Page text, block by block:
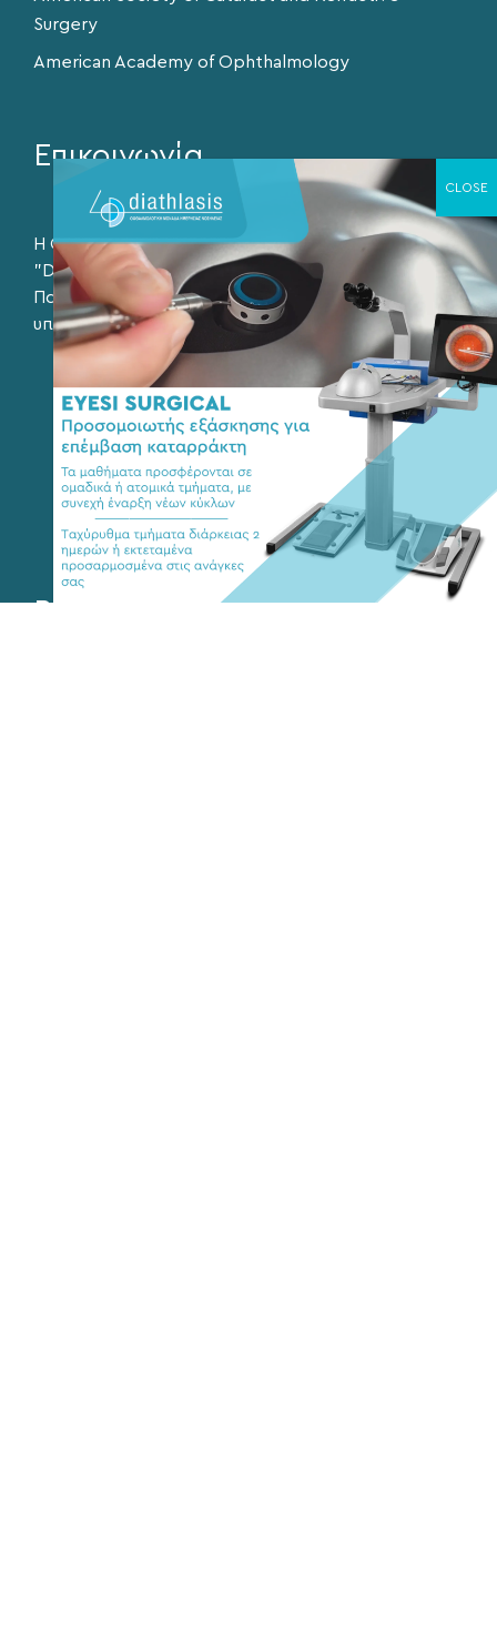
Surgery
American Academy of Ophthalmology
Επικοινωνία
Η Οφθαλμολογική Μονάδα Ημερήσιας Νοσηλίας
"Diathlasis" λειτουργεί καθημερινά, Δευτέρα με
Παρασκευή, 9:00 – 21:00, με διαρκή γραμματειακή
υποστήριξη.
26ης Οκτωβρίου 43, Θεσσαλονίκη
+302310566423
+302310502901
info@eyediathlasis.gr
Βρείτε μας στα social media